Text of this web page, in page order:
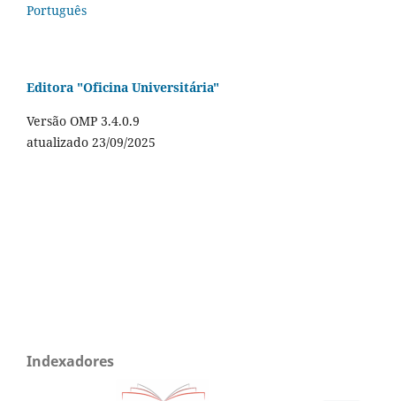
Português
Editora "Oficina Universitária"
Versão OMP 3.4.0.9
atualizado 23/09/2025
Indexadores